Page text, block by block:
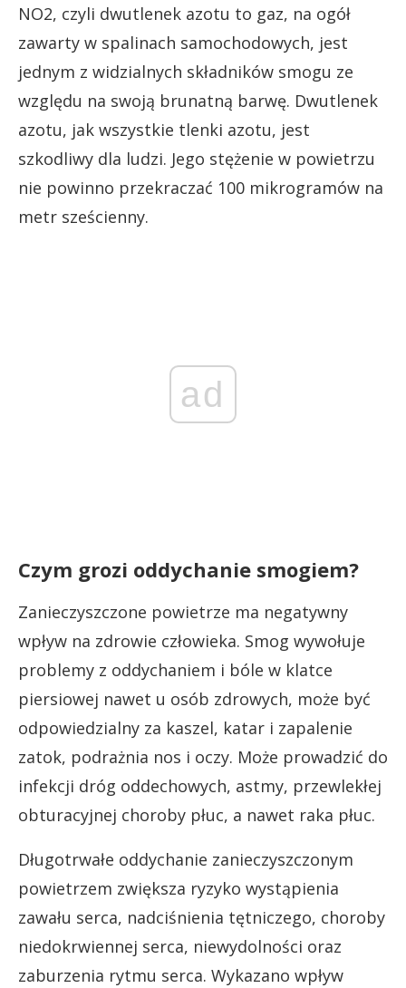
NO2, czyli dwutlenek azotu to gaz, na ogół
zawarty w spalinach samochodowych, jest
jednym z widzialnych składników smogu ze
względu na swoją brunatną barwę. Dwutlenek
azotu, jak wszystkie tlenki azotu, jest
szkodliwy dla ludzi. Jego stężenie w powietrzu
nie powinno przekraczać 100 mikrogramów na
metr sześcienny.
ad
Czym grozi oddychanie smogiem?
Zanieczyszczone powietrze ma negatywny
wpływ na zdrowie człowieka. Smog wywołuje
problemy z oddychaniem i bóle w klatce
piersiowej nawet u osób zdrowych, może być
odpowiedzialny za kaszel, katar i zapalenie
zatok, podrażnia nos i oczy. Może prowadzić do
infekcji dróg oddechowych, astmy, przewlekłej
obturacyjnej choroby płuc, a nawet raka płuc.
Długotrwałe oddychanie zanieczyszczonym
powietrzem zwiększa ryzyko wystąpienia
zawału serca, nadciśnienia tętniczego, choroby
niedokrwiennej serca, niewydolności oraz
zaburzenia rytmu serca. Wykazano wpływ